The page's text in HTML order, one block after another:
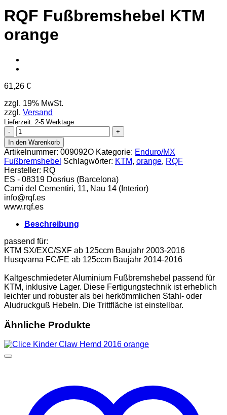
RQF Fußbremshebel KTM
orange
61,26 €
zzgl. 19% MwSt.
zzgl. Versand
Lieferzeit: 2-5 Werktage
RQF
Fußbremshebel
KTM
orange
Menge
In den Warenkorb
Artikelnummer: 009092O Kategorie: Enduro/MX
Fußbremshebel Schlagwörter: KTM, orange, RQF
Hersteller: RQ
ES - 08319 Dosrius (Barcelona)
Camí del Cementiri, 11, Nau 14 (Interior)
info@rqf.es
www.rqf.es
Beschreibung
passend für:
KTM SX/EXC/SXF ab 125ccm Baujahr 2003-2016
Husqvarna FC/FE ab 125ccm Baujahr 2014-2016
Kaltgeschmiedeter Aluminium Fußbremshebel passend für
KTM, inklusive Lager. Diese Fertigungstechnik ist erheblich
leichter und robuster als bei herkömmlichen Stahl- oder
Aludruckguß Hebeln. Die Trittfläche ist einstellbar.
Ähnliche Produkte